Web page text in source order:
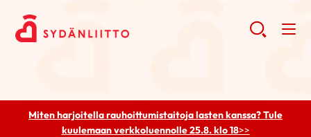
Miten harjoitella rauhoittumistaitoja lasten kanssa? Tule
kuulemaanverkkoluennolle 25.8. klo 18>>